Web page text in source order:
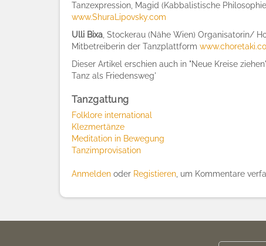
Tanzexpression, Magid (Kabbalistische
www.ShuraLipovsky.com
Ulli Bixa, Stockerau (Nähe Wien) Organisatorin/
Mitbetreiberin der Tanzplattform
Dieser Artikel erschien auch in "Neue Kreise
Tanz als Friedensweg'
Tanzgattung
Folklore international
Klezmertänze
Meditation in Bewegung
Tanzimprovisation
Anmelden oder Registieren, um Kommentare